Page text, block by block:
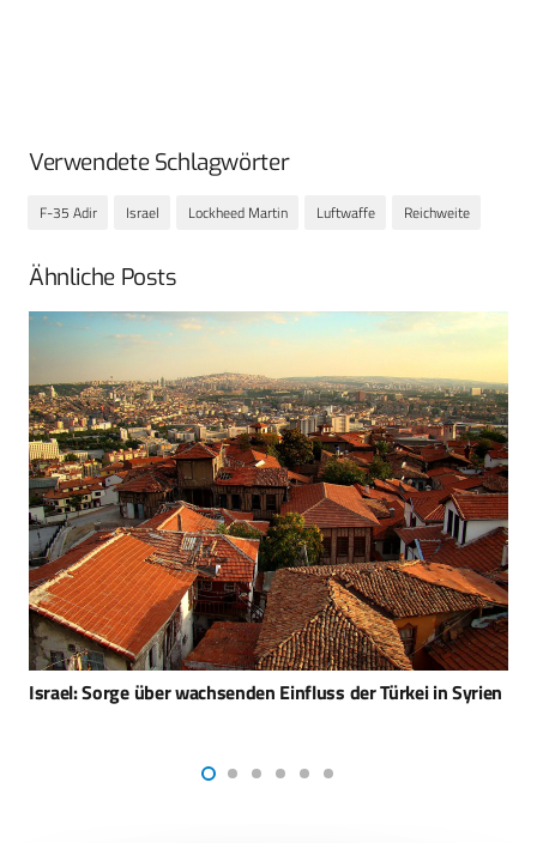
Verwendete Schlagwörter
F-35 Adir Israel Lockheed Martin Luftwaffe Reichweite
Ähnliche Posts
Singapur entscheidet sich für Hermes 900